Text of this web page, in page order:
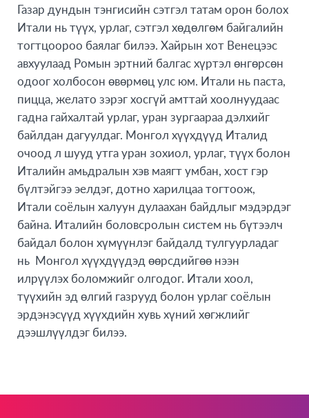
Газар дундын тэнгисийн сэтгэл татам орон болох
Итали нь түүх, урлаг, сэтгэл хөдөлгөм байгалийн
тогтцоороо баялаг билээ. Хайрын хот Венецээс
авхуулаад Ромын эртний балгас хүртэл өнгөрсөн
одоог холбосон өвөрмөц улс юм. Итали нь паста,
пицца, желато зэрэг хосгүй амттай хоолнуудаас
гадна гайхалтай урлаг, уран зургаараа дэлхийг
байлдан дагуулдаг. Монгол хүүхдүүд Италид
очоод л шууд утга уран зохиол, урлаг, түүх болон
Италийн амьдралын хэв маягт умбан, хост гэр
бүлтэйгээ эелдэг, дотно харилцаа тогтоож,
Итали соёлын халуун дулаахан байдлыг мэдэрдэг
байна. Италийн боловсролын систем нь бүтээлч
байдал болон хүмүүнлэг байдалд тулгуурладаг
нь Монгол хүүхдүүдэд өөрсдийгөө нээн
илрүүлэх боломжийг олгодог. Итали хоол,
түүхийн эд өлгий газрууд болон урлаг соёлын
эрдэнэсүүд хүүхдийн хувь хүний хөгжлийг
дээшлүүлдэг билээ.